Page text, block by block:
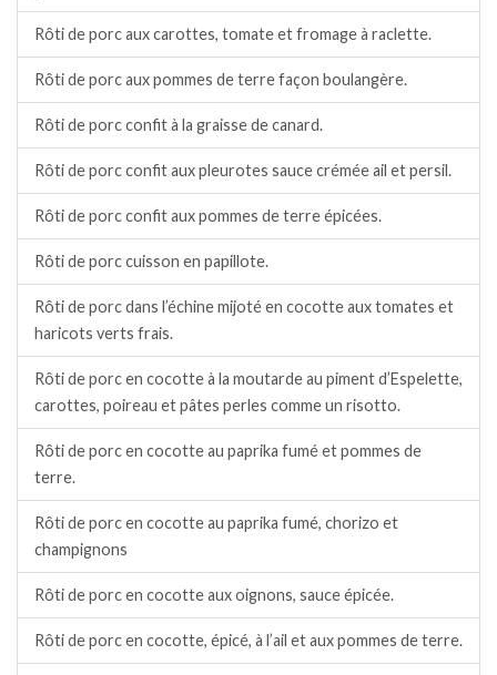
Rôti de porc aux carottes, tomate et fromage à raclette.
Rôti de porc aux pommes de terre façon boulangère.
Rôti de porc confit à la graisse de canard.
Rôti de porc confit aux pleurotes sauce crémée ail et persil.
Rôti de porc confit aux pommes de terre épicées.
Rôti de porc cuisson en papillote.
Rôti de porc dans l’échine mijoté en cocotte aux tomates et
haricots verts frais.
Rôti de porc en cocotte à la moutarde au piment d’Espelette,
carottes, poireau et pâtes perles comme un risotto.
Rôti de porc en cocotte au paprika fumé et pommes de
terre.
Rôti de porc en cocotte au paprika fumé, chorizo et
champignons
Rôti de porc en cocotte aux oignons, sauce épicée.
Rôti de porc en cocotte, épicé, à l’ail et aux pommes de terre.